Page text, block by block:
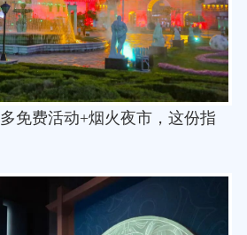
免费活动+烟火夜市，这份指